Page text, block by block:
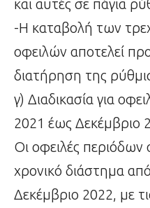
και αυτές σε πάγια
-Η καταβολή των
οφειλών αποτελεί
διατήρηση της
γ) Διαδικασία για
2021 έως Δεκέμβριο
Οι οφειλές περιόδων
χρονικό διάστημα
Δεκέμβριο 2022, με